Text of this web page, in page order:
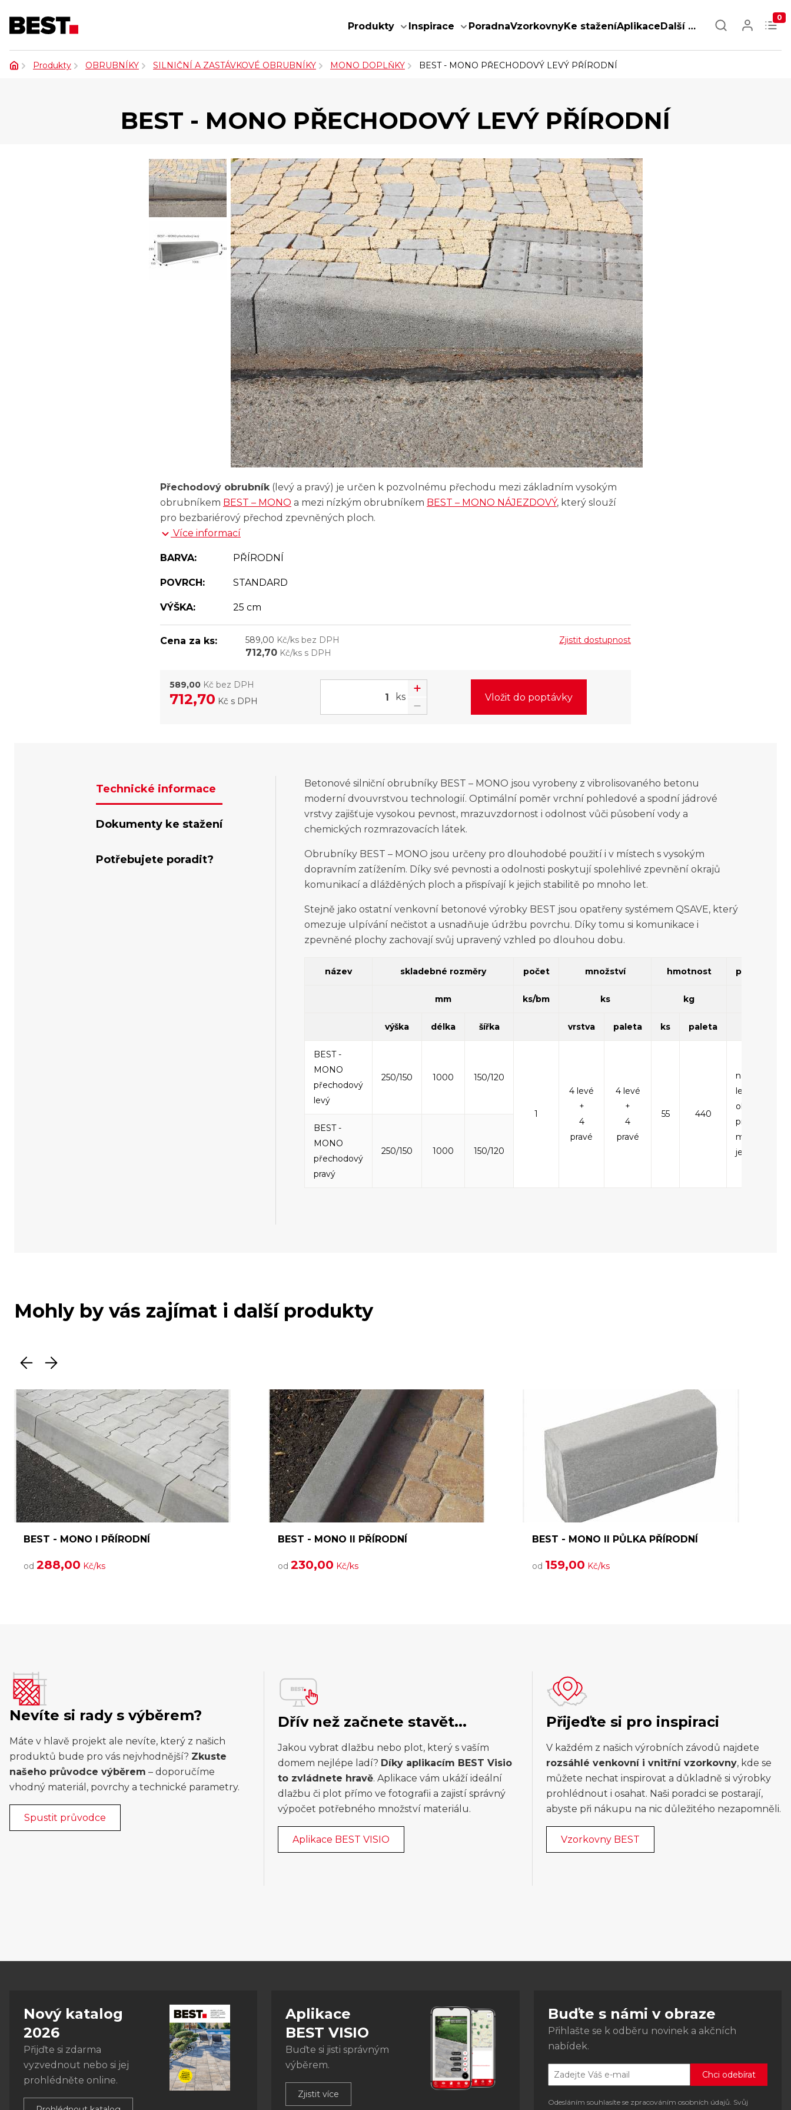
Produkty Inspirace PoradnaVzorkovnyKe staženíAplikaceDalší …
0
Produkty OBRUBNÍKY SILNIČNÍ A ZASTÁVKOVÉ OBRUBNÍKY MONO DOPLŇKY BEST - MONO PŘECHODOVÝ LEVÝ PŘÍRODNÍ
BEST - MONO PŘECHODOVÝ LEVÝ PŘÍRODNÍ
Přechodový obrubník(levý a pravý) je určen k pozvolnému přechodu mezi základním vysokým
obrubníkem BEST – MONO a mezi nízkým obrubníkem BEST – MONO NÁJEZDOVÝ, který slouží
pro bezbariérový přechod zpevněných ploch.
Více informací
BARVA: PŘÍRODNÍ
POVRCH: STANDARD
VÝŠKA: 25 cm
Cena za ks: 589,00 Kč/ks bez DPH
712,70 Kč/ks s DPH
Zjistit dostupnost
589,00 Kč bez DPH
712,70 Kč s DPH ks Vložit do poptávky
Technické informace
Dokumenty ke stažení
Potřebujete poradit?
Betonové silniční obrubníky BEST – MONO jsou vyrobeny z vibrolisovaného betonu
moderní dvouvrstvou technologií. Optimální poměr vrchní pohledové a spodní jádrové
vrstvy zajišťuje vysokou pevnost, mrazuvzdornost i odolnost vůči působení vody a
chemických rozmrazovacích látek.
Obrubníky BEST – MONO jsou určeny pro dlouhodobé použití i v místech s vysokým
dopravním zatížením. Díky své pevnosti a odolnosti poskytují spolehlivé zpevnění okrajů
komunikací a dlážděných ploch a přispívají k jejich stabilitě po mnoho let.
Stejně jako ostatní venkovní betonové výrobky BEST jsou opatřeny systémem QSAVE, který
omezuje ulpívání nečistot a usnadňuje údržbu povrchu. Díky tomu si komunikace i
zpevněné plochy zachovají svůj upravený vzhled po dlouhou dobu.
název skladebné rozměry počet množství hmotnost poznámka
mm ks/bm ks kg
výška délka šířka vrstva paleta ks paleta
BEST -
MONO
přechodový
levý
250/150 1000 150/120
1
4 levé
+
4
pravé
4 levé
+
4
pravé
55 440
na paletě
levé i pravé
obrubníky,
prodej
možný i
jednotlivě
BEST -
MONO
přechodový
pravý
250/150 1000 150/120
Mohly by vás zajímat i další produkty
BEST - MONO I PŘÍRODNÍ
od 288,00 Kč/ks
BEST - MONO II PŘÍRODNÍ
od 230,00 Kč/ks
BEST - MONO II PŮLKA PŘÍRODNÍ
od 159,00 Kč/ks
Nevíte si rady s výběrem?
Máte v hlavě projekt ale nevíte, který z našich
produktů bude pro vás nejvhodnější? Zkuste
našeho průvodce výběrem – doporučíme
vhodný materiál, povrchy a technické parametry.
Spustit průvodce
Dřív než začnete stavět...
Jakou vybrat dlažbu nebo plot, který s vaším
domem nejlépe ladí? Díky aplikacím BEST Visio
to zvládnete hravě. Aplikace vám ukáží ideální
dlažbu či plot přímo ve fotografii a zajistí správný
výpočet potřebného množství materiálu.
Aplikace BEST VISIO
Přijeďte si pro inspiraci
V každém z našich výrobních závodů najdete
rozsáhlé venkovní i vnitřní vzorkovny, kde se
můžete nechat inspirovat a důkladně si výrobky
prohlédnout i osahat. Naši poradci se postarají,
abyste při nákupu na nic důležitého nezapomněli.
Vzorkovny BEST
Nový katalog
2026
Přijďte si zdarma
vyzvednout nebo si jej
prohlédněte online.
Aplikace
BEST VISIO
Buďte si jisti správným
výběrem.
Zjistit více
Buďte s námi v obraze
Přihlašte se k odběru novinek a akčních
nabídek.
Odesláním souhlasíte se zpracováním osobních údajů. Svůj